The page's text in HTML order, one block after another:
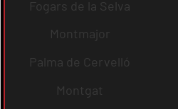
Fogars de la Selva
Montmajor
Palma de Cervelló
Montgat